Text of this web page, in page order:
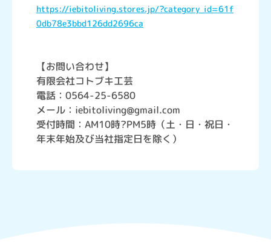
https://iebitoliving.stores.jp/?category_id=61f
0db78e3bbd126dd2696ca
【お問い合わせ】
有限会社コトブキ工芸
電話：0564-25-6580
メール：iebitoliving@gmail.com
受付時間：AM10時?PM5時（土・日・祝日・
年末年始及び当社指定日を除く）